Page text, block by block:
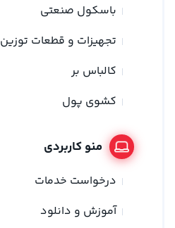
باسکول صنعتی
تجهیزات و قطعات توزین
کالباس بر
کشوی پول
منو کاربردی
درخواست خدمات
آموزش و دانلود